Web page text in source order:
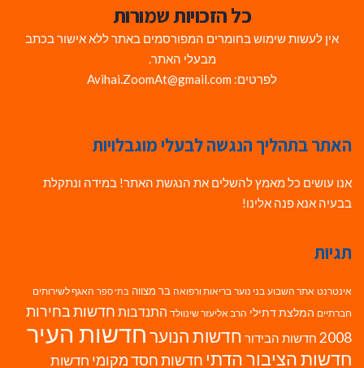
כל הזכויות שמורות
אין לעשות שימוש בחומרים המפורסמים באתר ללא אישור בכתב
מבעלי האתר.
לפרטים: Avihai.ZoomAt@gmail.com
האתר בתהליך הנגשה לבעלי מוגבלויות
אנו עושים כל מאמץ להשלים את הנגשת האתר! במידה ונתקלת
בבעיה אנא פנה אלינו!
תגיות
אינטרנט אתר השבוע בני נוער בריאות ורפואה בר מצווה בתי ספר האגף לשירותים
חברתיים המלצת דתילי הרב אליעזר שינוולד התנדבות חדשות בחירות
2008 חדשות הבידור חדשות הנוערחדשות העיר
חדשות הציבור הדתי חדשות חסד מקומי חדשות